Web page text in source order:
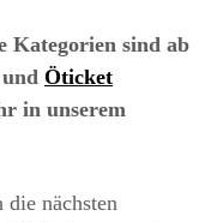
Kategorien sind ab
und Öticket
in unserem
die nächsten